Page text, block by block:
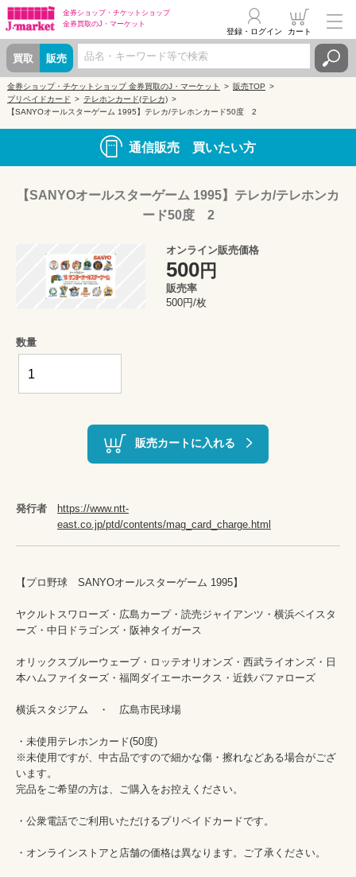
金券ショップ・ チケットショップ
金券買取のJ・マーケット
買取 販売
登録・ログイン カート
金券ショップ・チケットショップ 金券買取のJ・マーケット
販売TOP
プリペイドカード
テレホンカード(テレカ)
【SANYOオールスターゲーム 1995】テレカ/テレホンカード50度 2
通信販売 買いたい方
【SANYOオールスターゲーム 1995】テレカ/テレホンカ
ード50度 2
オンライン販売価格
500円
販売率
500円/枚
数量
販売カートに入れる
発行者
https://www.ntt-
east.co.jp/ptd/contents/mag_card_charge.html
【プロ野球　SANYOオールスターゲーム 1995】
ヤクルトスワローズ・広島カープ・読売ジャイアンツ・横浜ベイスタ
ーズ・中日ドラゴンズ・阪神タイガース
オリックスブルーウェーブ・ロッテオリオンズ・西武ライオンズ・日
本ハムファイターズ・福岡ダイエーホークス・近鉄バファローズ
横浜スタジアム　・　広島市民球場
・未使用テレホンカード(50度)
※未使用ですが、中古品ですので細かな傷・擦れなどある場合がござ
います。
完品をご希望の方は、ご購入をお控えください。
・公衆電話でご利用いただけるプリペイドカードです。
・オンラインストアと店舗の価格は異なります。ご了承ください。